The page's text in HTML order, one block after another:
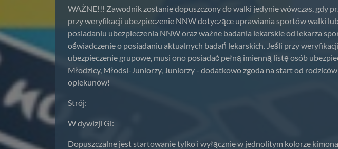
WAŻNE!!! Zawodnik zostanie dopuszczony do walki jedynie wówczas, gdy
przy weryfikacji ubezpieczenie NNW dotyczące uprawiania sportów walki
posiadaniu ubezpieczenia NNW oraz ważne badania lekarskie od lekarza
oświadczenie o posiadaniu aktualnych badań lekarskich. Jeśli przy
ubezpieczenie grupowe, musi ono posiadać pełną imienną listę osób
Młodzicy, Młodsi-Juniorzy, Juniorzy - dodatkowo zgoda na start od
opiekunów!
Strój:
W dywizji Gi:
Dopuszczalne jest startowanie tylko i wyłącznie w jednolitym kolorze